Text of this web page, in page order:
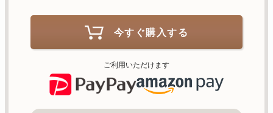
今すぐ購入する
ご利用いただけます